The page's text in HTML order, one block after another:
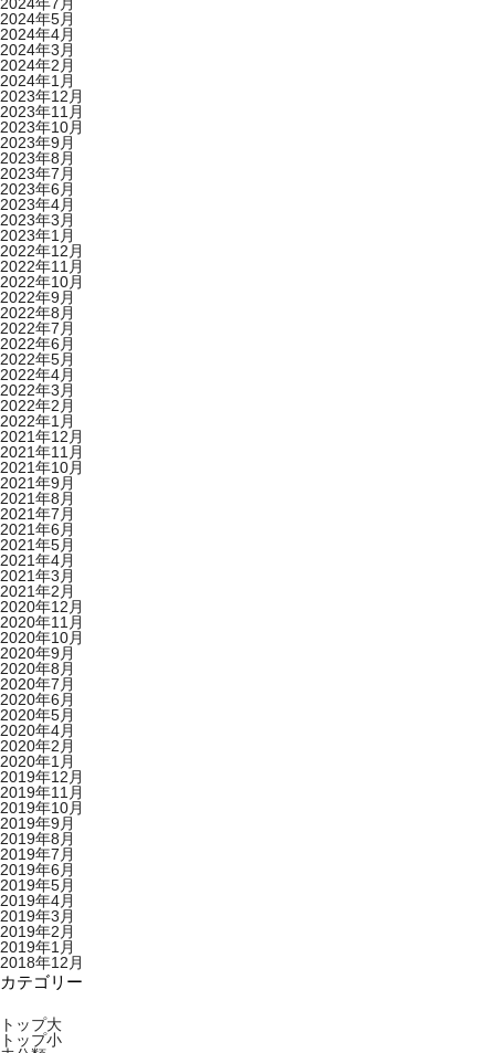
2024年5月
2024年4月
2024年3月
2024年2月
2024年1月
2023年12月
2023年11月
2023年10月
2023年9月
2023年8月
2023年7月
2023年6月
2023年4月
2023年3月
2023年1月
2022年12月
2022年11月
2022年10月
2022年9月
2022年8月
2022年7月
2022年6月
2022年5月
2022年4月
2022年3月
2022年2月
2022年1月
2021年12月
2021年11月
2021年10月
2021年9月
2021年8月
2021年7月
2021年6月
2021年5月
2021年4月
2021年3月
2021年2月
2020年12月
2020年11月
2020年10月
2020年9月
2020年8月
2020年7月
2020年6月
2020年5月
2020年4月
2020年2月
2020年1月
2019年12月
2019年11月
2019年10月
2019年9月
2019年8月
2019年7月
2019年6月
2019年5月
2019年4月
2019年3月
2019年2月
2019年1月
2018年12月
カテゴリー
トップ大
トップ小